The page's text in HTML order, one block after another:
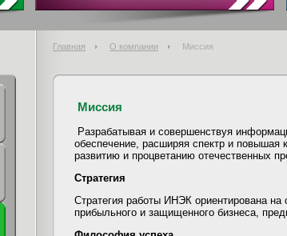
Главная О компании Миссия
Миссия
Разрабатывая и совершенствуя
обеспечение, расширяя спектр и повышая
развитию и процветанию отечественных
Стратегия
Стратегия работы ИНЭК ориентирована на
прибыльного и защищенного бизнеса,